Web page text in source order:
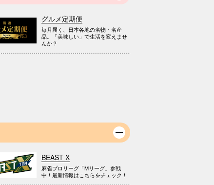
グルメ定期便
毎月届く、日本各地の名物・名産
品。「美味しい」で生活を変えませ
んか？
BEAST X
麻雀プロリーグ「Mリーグ」参戦
中！最新情報はこちらをチェック！